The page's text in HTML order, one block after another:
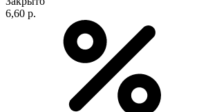
6,60 р.